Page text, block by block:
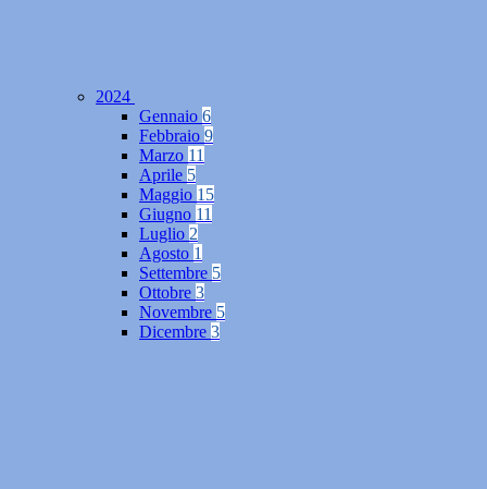
2024
Gennaio 6
Febbraio 9
Marzo 11
Aprile 5
Maggio 15
Giugno 11
Luglio 2
Agosto 1
Settembre 5
Ottobre 3
Novembre 5
Dicembre 3